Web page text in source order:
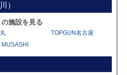
）
施設を見る
TOPGUN名古屋